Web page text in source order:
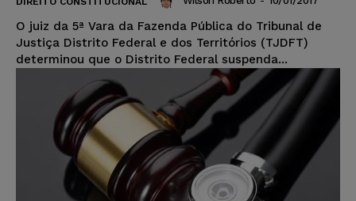
O juiz da 5ª Vara da Fazenda Pública do Tribunal de
Justiça Distrito Federal e dos Territórios (TJDFT)
determinou que o Distrito Federal suspenda...